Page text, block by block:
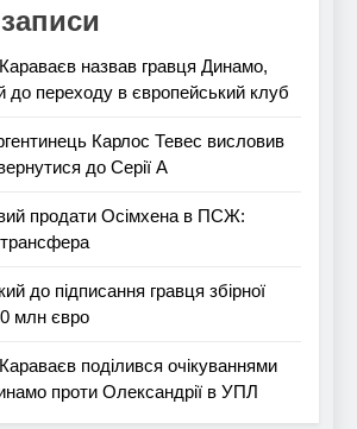
назвав гравця Динамо,
до переходу в європейський клуб
Карлос Тевес висловив
до Серії А
продати Осімхена в ПСЖ:
трансфера
до підписання гравця збірної
млн євро
поділився очікуваннями
проти Олександрії в УПЛ